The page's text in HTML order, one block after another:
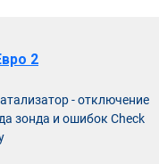
2
- отключение
зонда и ошибок Check